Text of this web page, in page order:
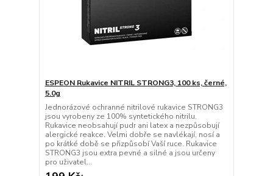
ESPEON Rukavice NITRIL STRONG3, 100 ks, černé,
5.0g
Jednorázové ochranné nitrilové rukavice STRONG3
jsou vyrobeny ze 100% syntetického nitrilu.
Rukavice neobsahují pudr ani latex a nezpůsobují
alergické reakce. Velmi dobře se navlékají, nosí a
po krátké době se přizpůsobí Vaší ruce. Rukavice
STRONG3 jsou extra pevné a silné a jsou určeny
pro uživatel...